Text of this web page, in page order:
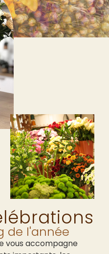
de l'année
vous accompagne